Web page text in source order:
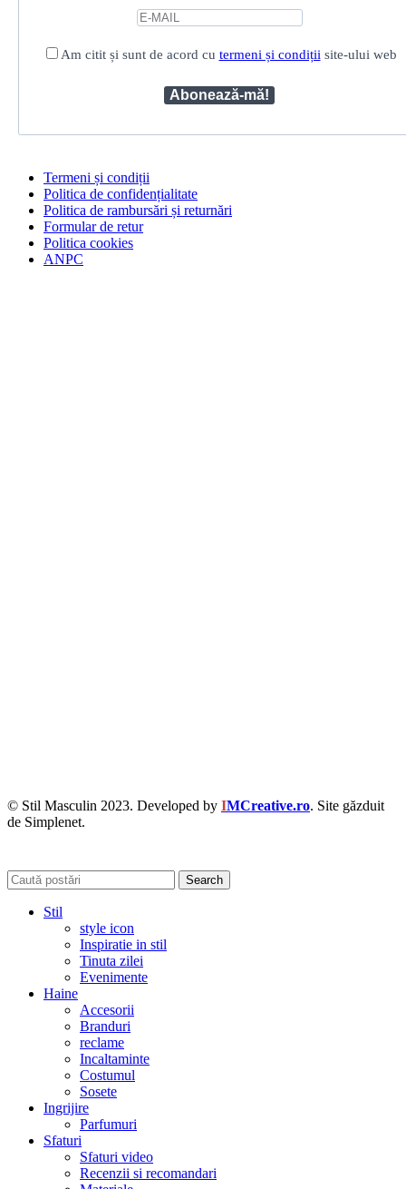
Am citit și sunt de acord cu termeni și condiții site-ului web
Termeni și condiții
Politica de confidențialitate
Politica de rambursări și returnări
Formular de retur
Politica cookies
ANPC
© Stil Masculin 2023. Developed by IMCreative.ro. Site găzduit
de Simplenet.
Search
Stil
style icon
Inspiratie in stil
Tinuta zilei
Evenimente
Haine
Accesorii
Branduri
reclame
Incaltaminte
Costumul
Sosete
Ingrijire
Parfumuri
Sfaturi
Sfaturi video
Recenzii si recomandari